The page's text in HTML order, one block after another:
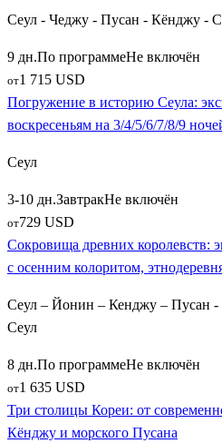
Сеул - Чеджу - Пусан - Кёнджу -
9 дн.По программеНе включён
от1 715 USD
Погружение в историю Сеула:
воскресеньям на 3/4/5/6/7/8/9
Сеул
3-10 дн.ЗавтракНе включён
от729 USD
Сокровища древних королевств:
с осенним колоритом,
Сеул – Йонин – Кенджу – Пусан
Сеул
8 дн.По программеНе включён
от1 635 USD
Три столицы Кореи: от
Кёнджу и морского Пусана